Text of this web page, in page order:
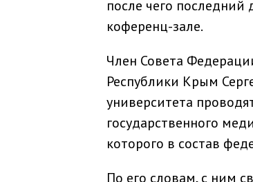
после чего
коференц-зале.
Член Совета
Республики Крым
университета
государственного
которого в состав
По его словам, с ним